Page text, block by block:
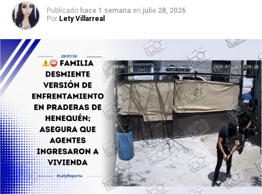
Publicado hace 1 semana en julio 28, 2026
Por Lety Villarreal